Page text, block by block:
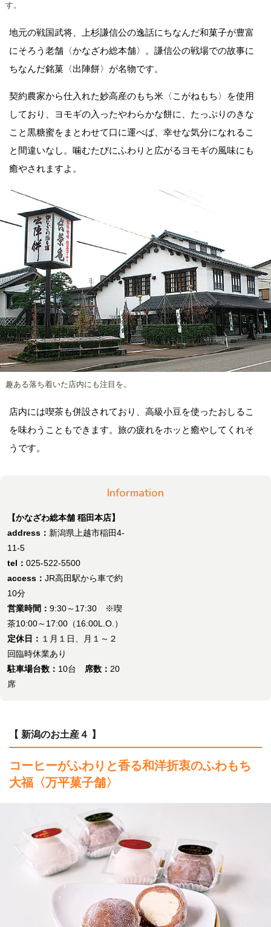
す。
地元の戦国武将、上杉謙信公の逸話にちなんだ和菓子が豊富
にそろう老舗〈かなざわ総本舗〉。謙信公の戦場での故事に
ちなんだ銘菓〈出陣餅〉が名物です。
契約農家から仕入れた妙高産のもち米〈こがねもち〉を使用
しており、ヨモギの入ったやわらかな餅に、たっぷりのきな
こと黒糖蜜をまとわせて口に運べば、幸せな気分になれるこ
と間違いなし。噛むたびにふわりと広がるヨモギの風味にも
癒やされますよ。
趣ある落ち着いた店内にも注目を。
店内には喫茶も併設されており、高級小豆を使ったおしるこ
を味わうこともできます。旅の疲れをホッと癒やしてくれそ
うです。
Information
【かなざわ総本舗 稲田本店】
address： 新潟県上越市稲田4-
11-5
tel： 025-522-5500
access： JR高田駅から車で約
10分
営業時間： 9:30～17:30 ※喫
茶10:00～17:00（16:00L.O.）
定休日： １月１日、月１～２
回臨時休業あり
駐車場台数： 10台 席数： 20
席
【 新潟のお土産４ 】
コーヒーがふわりと香る和洋折衷のふわもち
大福 〈万平菓子舗〉